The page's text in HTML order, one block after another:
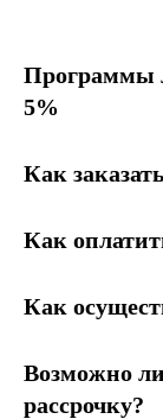
Программы
5%
Как
Как
Как
Возможно
рассрочку?